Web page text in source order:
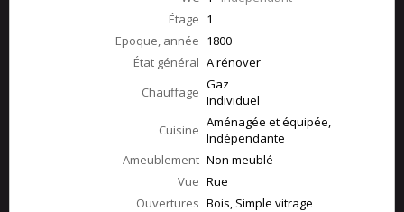
Étage 1
Epoque, année 1800
État général A rénover
Chauffage Gaz
Individuel
Cuisine Aménagée et équipée,
Indépendante
Ameublement Non meublé
Vue Rue
Ouvertures Bois, Simple vitrage